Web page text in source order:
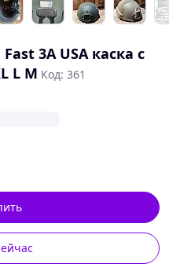
3A USA каска с
L M Код: 361